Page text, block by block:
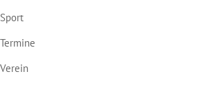
Sport
Termine
Verein